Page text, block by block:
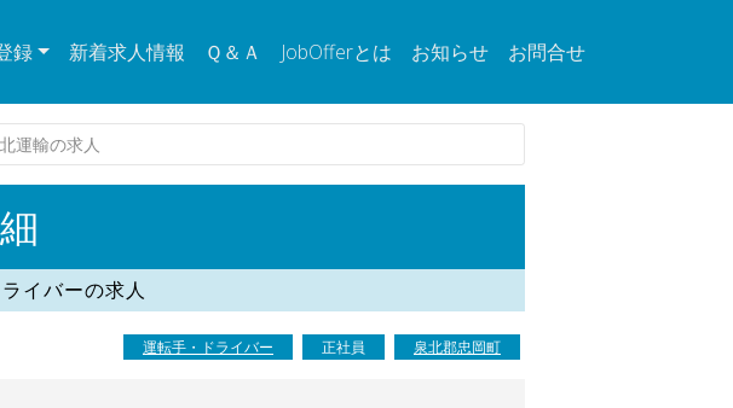
録 新着求人情報 Ｑ＆Ａ JobOfferとは お知らせ お問合せ
運輸の求人
イバーの求人
運転手・ドライバー 正社員 泉北郡忠岡町